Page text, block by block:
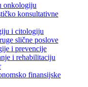
onkologiju
konsultativne
i citologiju
slične poslove
i prevencije
i rehabilitaciju
finansijske